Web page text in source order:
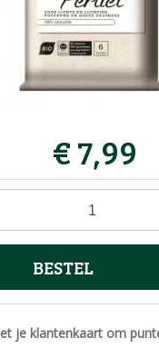
€7,99
je klantenkaart om